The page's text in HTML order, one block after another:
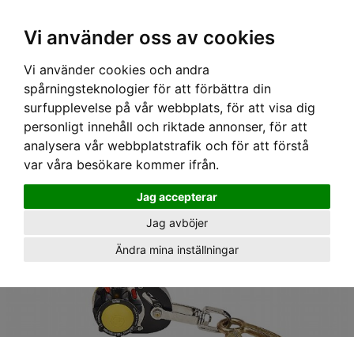
Vi använder oss av cookies
Vi använder cookies och andra
spårningsteknologier för att förbättra din
surfupplevelse på vår webbplats, för att visa dig
personligt innehåll och riktade annonser, för att
analysera vår webbplatstrafik och för att förstå
var våra besökare kommer ifrån.
Jag accepterar
Jag avböjer
Ändra mina inställningar
Hem›Utrustning› Ladderlatch glidare till Latchways vertikalt
vajersystem